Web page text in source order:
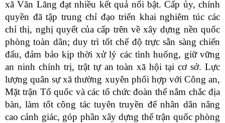
xã Văn Lãng đạt nhiều kết quả nổi bật. Cấp ủy, chính
quyền đã tập trung chỉ đạo triển khai nghiêm túc các
chỉ thị, nghị quyết của cấp trên về xây dựng nền quốc
phòng toàn dân; duy trì tốt chế độ trực sẵn sàng chiến
đấu, đảm bảo kịp thời xử lý các tình huống, giữ vững
an ninh chính trị, trật tự an toàn xã hội tại cơ sở. Lực
lượng quân sự xã thường xuyên phối hợp với Công an,
Mặt trận Tổ quốc và các tổ chức đoàn thể nắm chắc địa
bàn, làm tốt công tác tuyên truyền để nhân dân nâng
cao cảnh giác, góp phần xây dựng thế trận quốc phòng